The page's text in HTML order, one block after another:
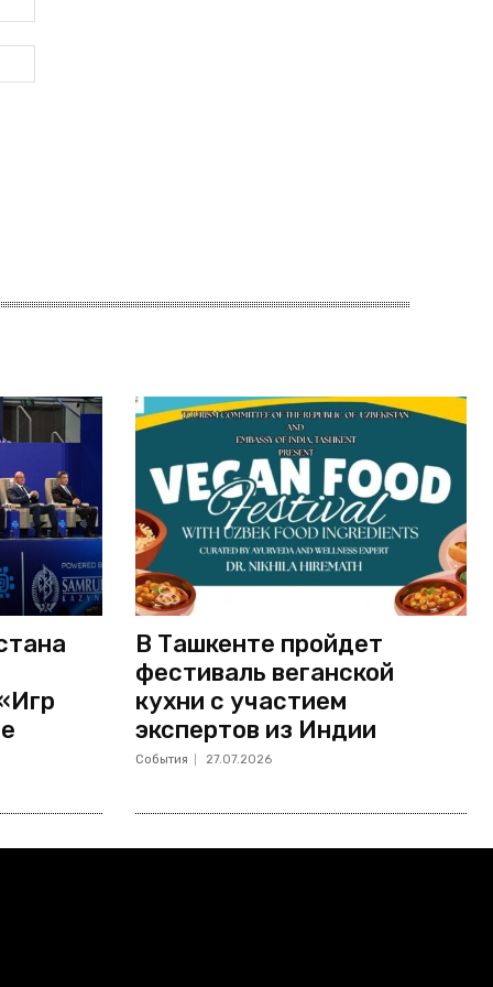
почта:*
Сайт:
В Ташкенте пройдет
фестиваль веганской
кухни с участием
экспертов из Индии
События 27.07.2026